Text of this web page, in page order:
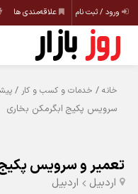
ورود / ثبت نام علاقه‌مندی ها
خانه / خدمات و کسب و کار /
سرویس پکیج ابگرمکن بخاری
تعمیر و سرویس
اردبیل اردبیل